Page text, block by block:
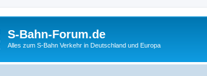
S-Bahn-Forum.de
Alles zum S-Bahn Verkehr in Deutschland und Europa